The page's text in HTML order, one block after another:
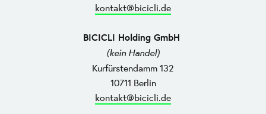
kontakt@bicicli.de
BICICLI Holding GmbH
(kein Handel)
Kurfürstendamm 132
10711 Berlin
kontakt@bicicli.de